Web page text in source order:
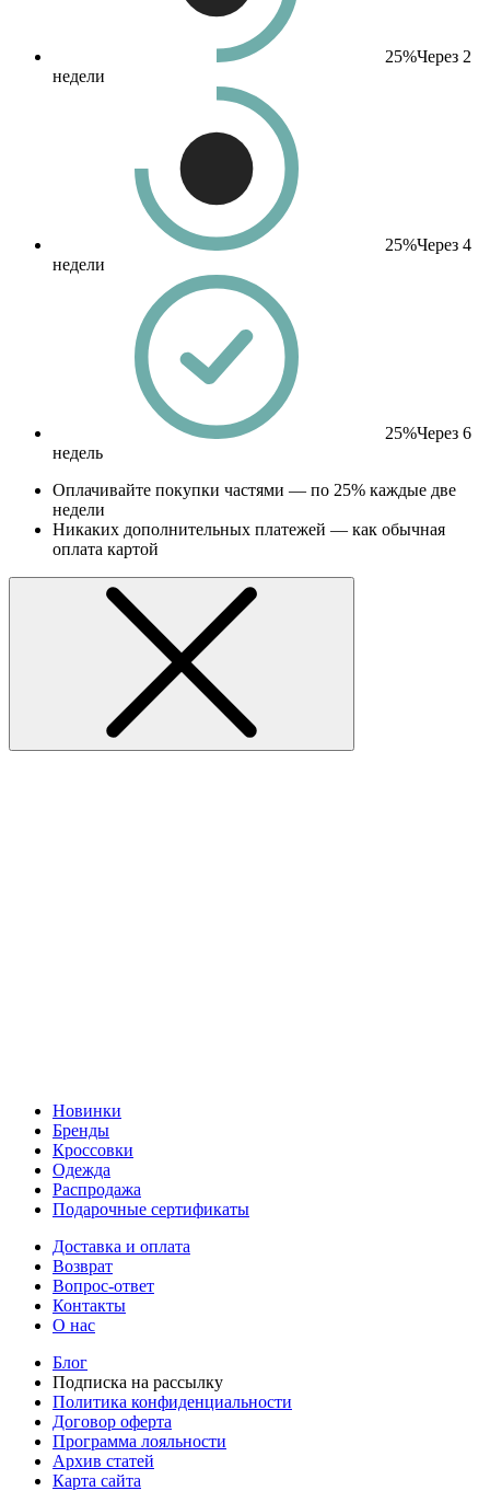
25%Через 2
недели
25%Через 4
недели
25%Через 6
недель
Оплачивайте покупки частями — по 25% каждые две
недели
Никаких дополнительных платежей — как обычная
оплата картой
Новинки
Бренды
Кроссовки
Одежда
Распродажа
Подарочные сертификаты
Доставка и оплата
Возврат
Вопрос-ответ
Контакты
О нас
Блог
Подписка на рассылку
Политика конфиденциальности
Договор оферта
Программа лояльности
Архив статей
Карта сайта